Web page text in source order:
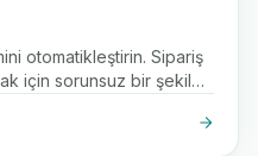
otomatikleştirin. Sipariş
için sorunsuz bir şekilde